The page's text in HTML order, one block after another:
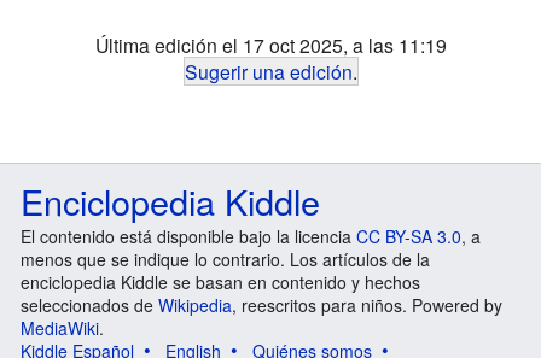
Última edición el 17 oct 2025, a las 11:19
Sugerir una edición.
Enciclopedia Kiddle
El contenido está disponible bajo la licencia CC BY-SA 3.0, a
menos que se indique lo contrario. Los artículos de la
enciclopedia Kiddle se basan en contenido y hechos
seleccionados de Wikipedia, reescritos para niños. Powered by
MediaWiki.
Kiddle Español
English Quiénes somos